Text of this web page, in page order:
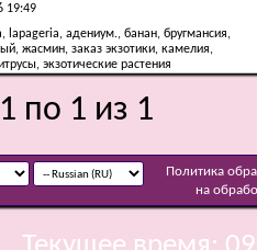
19:49
по 1 из 1
Политика
на